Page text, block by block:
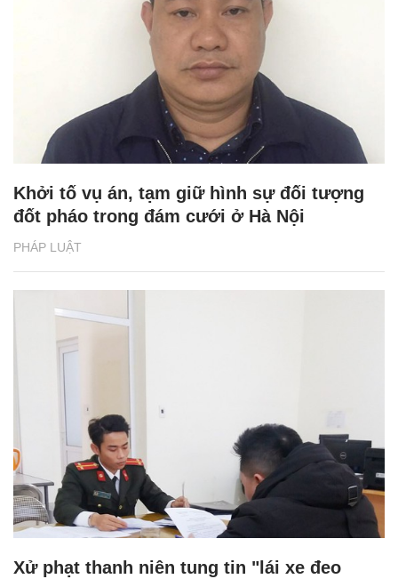
PHÁP LUẬT
Khởi tố vụ án, tạm giữ hình sự đối tượng
đốt pháo trong đám cưới ở Hà Nội
Xử phạt thanh niên tung tin "lái xe đeo